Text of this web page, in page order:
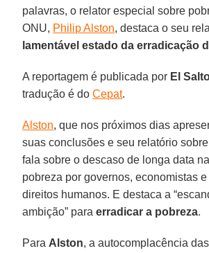
palavras, o relator especial sobre
ONU, Philip Alston, destaca o seu
lamentável estado da erradicação
A reportagem é publicada por El
tradução é doCepat.
Alston, que nos próximos dias
suas conclusões e seu relatório
fala sobre o descaso de longa data
pobreza por governos, economistas
direitos humanos. E destaca a
ambição” paraerradicar a pobreza.
Para Alston, a autocomplacência